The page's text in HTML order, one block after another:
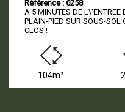
Référence : 6258
A 5 MINUTES DE L\'ENTREE
PLAIN-PIED SUR SOUS-SOL
CLOS !
104m²